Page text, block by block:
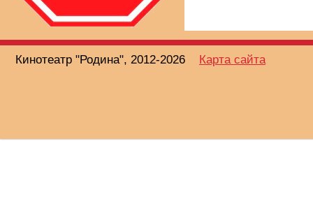
Кинотеатр "Родина", 2012-2026 Карта сайта